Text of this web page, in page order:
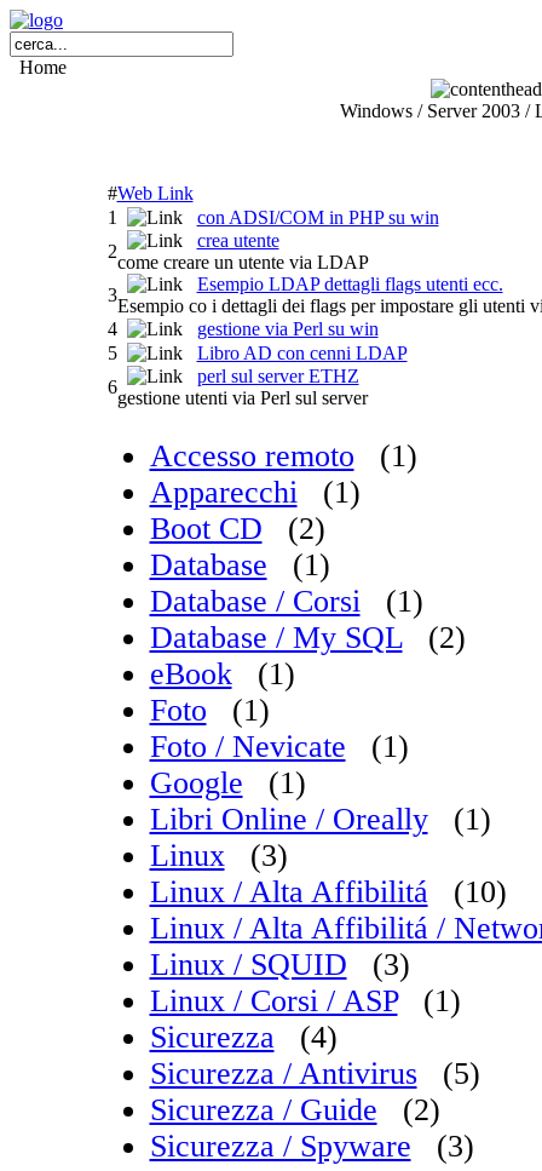
Home
Windows / Server 2003 /
#Web Link
1
con ADSI/COM in PHP su win
2
crea utente
come creare un utente via LDAP
3
Esempio LDAP dettagli flags utenti ecc.
Esempio co i dettagli dei flags per impostare gli utenti
4
gestione via Perl su win
5
Libro AD con cenni LDAP
6
perl sul server ETHZ
gestione utenti via Perl sul server
Accesso remoto
(1)
Apparecchi
(1)
Boot CD
(2)
Database
(1)
Database / Corsi
(1)
Database / My SQL
(2)
eBook
(1)
Foto
(1)
Foto / Nevicate
(1)
Google
(1)
Libri Online / Oreally
(1)
Linux
(3)
Linux / Alta Affibilitá
(10)
Linux / Alta Affibilitá /
Linux / SQUID
(3)
Linux / Corsi / ASP
(1)
Sicurezza
(4)
Sicurezza / Antivirus
(5)
Sicurezza / Guide
(2)
Sicurezza / Spyware
(3)